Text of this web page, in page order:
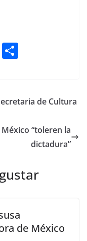
T
p
tir
de Cultura
“toleren la
dictadura”
de México